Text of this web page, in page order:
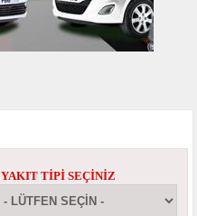
YAKIT TIPI SEÇINIZ